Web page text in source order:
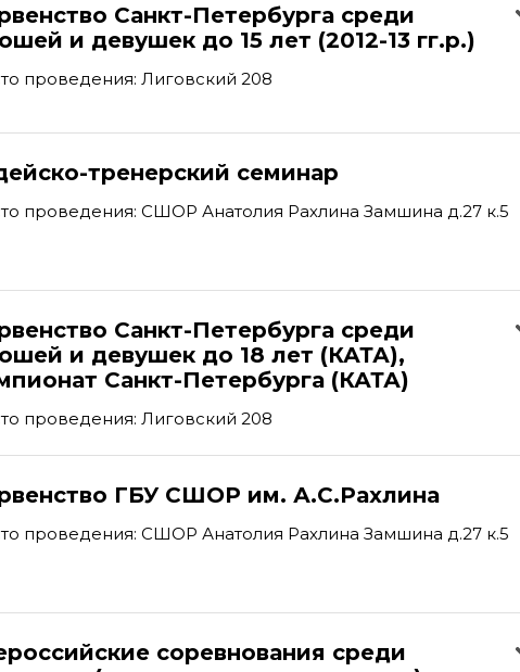
Санкт-Петербурга среди
и девушек до 15 лет (2012-13 гг.р.)
проведения: Лиговский 208
тренерский семинар
проведения: СШОР Анатолия Рахлина Замшина д.27 к.5
Санкт-Петербурга среди
и девушек до 18 лет (КАТА),
Санкт-Петербурга (КАТА)
проведения: Лиговский 208
ГБУ СШОР им. А.С.Рахлина
проведения: СШОР Анатолия Рахлина Замшина д.27 к.5
соревнования среди